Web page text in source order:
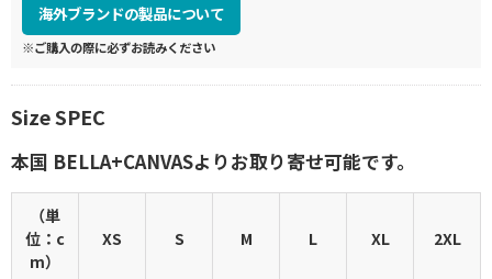
海外ブランドの製品について
※ご購入の際に必ずお読みください
Size SPEC
本国 BELLA+CANVASよりお取り寄せ可能です。
（単
位：c
m）
XS S M L XL 2XL